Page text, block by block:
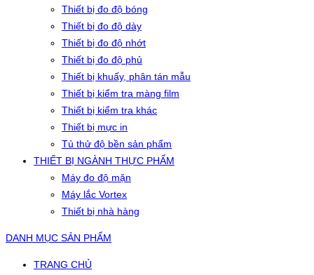
Thiết bị đo độ bóng
Thiết bị đo độ dày
Thiết bị đo độ nhớt
Thiết bị đo độ phủ
Thiết bị khuấy, phân tán mẫu
Thiết bị kiểm tra màng film
Thiết bị kiểm tra khác
Thiết bị mực in
Tủ thử độ bền sản phẩm
THIẾT BỊ NGÀNH THỰC PHẨM
Máy đo độ mặn
Máy lắc Vortex
Thiết bị nhà hàng
DANH MỤC SẢN PHẨM
TRANG CHỦ